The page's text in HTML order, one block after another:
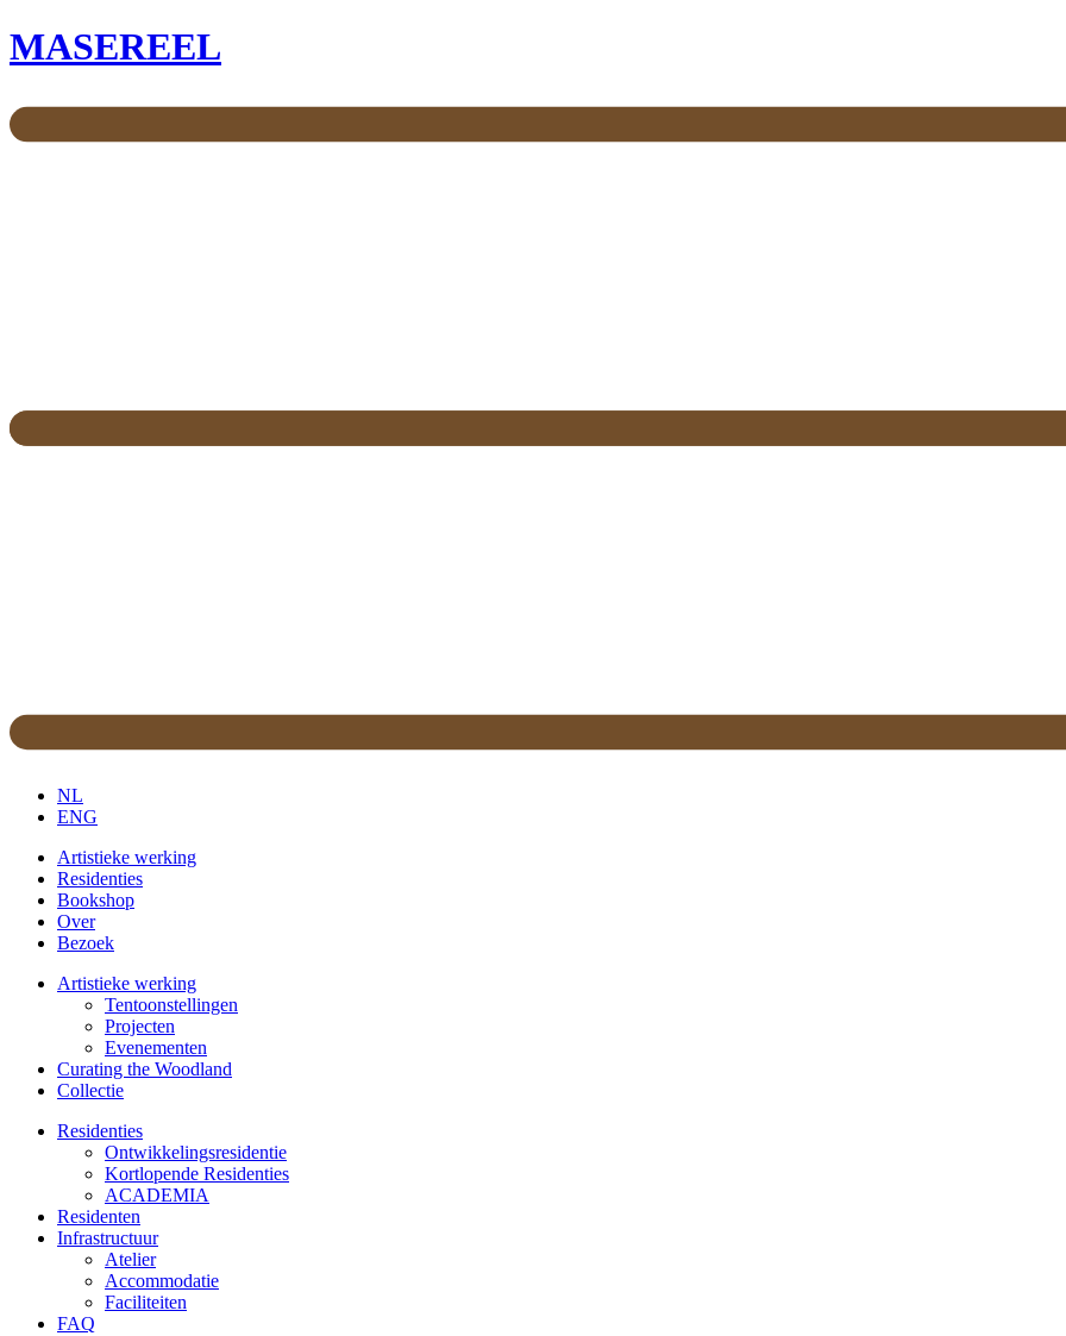
MASEREEL
NL
ENG
Artistieke werking
Residenties
Bookshop
Over
Bezoek
Artistieke werking
Tentoonstellingen
Projecten
Evenementen
Curating the Woodland
Collectie
Residenties
Ontwikkelings­residentie
Kortlopende Residenties
ACADEMIA
Residenten
Infrastructuur
Atelier
Accommodatie
Faciliteiten
FAQ